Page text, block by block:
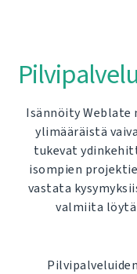
Isännöity
ylimääräistä
tukevat
isompien
vastata
valmiita